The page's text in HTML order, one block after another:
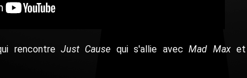
rencontreJust Cause qui s'allie avecMad Maxet